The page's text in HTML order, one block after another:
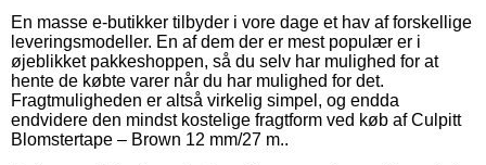
En masse e-butikker tilbyder i vore dage et hav af forskellige
leveringsmodeller. En af dem der er mest populær er i
øjeblikket pakkeshoppen, så du selv har mulighed for at
hente de købte varer når du har mulighed for det.
Fragtmuligheden er altså virkelig simpel, og endda
endvidere den mindst kostelige fragtform ved køb af Culpitt
Blomstertape – Brown 12 mm/27 m..